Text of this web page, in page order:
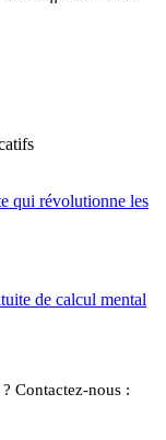
qui révolutionne les
de calcul mental
Contactez-nous :